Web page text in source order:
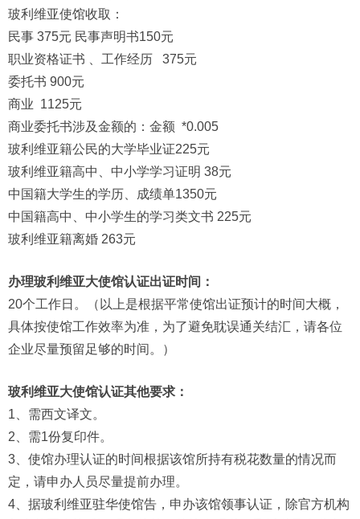
玻利维亚使馆收取：
民事 375元 民事声明书150元
职业资格证书 、工作经历 375元
委托书 900元
商业 1125元
商业委托书涉及金额的：金额 *0.005
玻利维亚籍公民的大学毕业证225元
玻利维亚籍高中、中小学学习证明 38元
中国籍大学生的学历、成绩单1350元
中国籍高中、中小学生的学习类文书 225元
玻利维亚籍离婚 263元
办理玻利维亚大使馆认证出证时间：
20个工作日。（以上是根据平常使馆出证预计的时间大概，
具体按使馆工作效率为准，为了避免耽误通关结汇，请各位
企业尽量预留足够的时间。）
玻利维亚大使馆认证其他要求：
1、需西文译文。
2、需1份复印件。
3、使馆办理认证的时间根据该馆所持有税花数量的情况而
定，请申办人员尽量提前办理。
4、据玻利维亚驻华使馆告，申办该馆领事认证，除官方机构